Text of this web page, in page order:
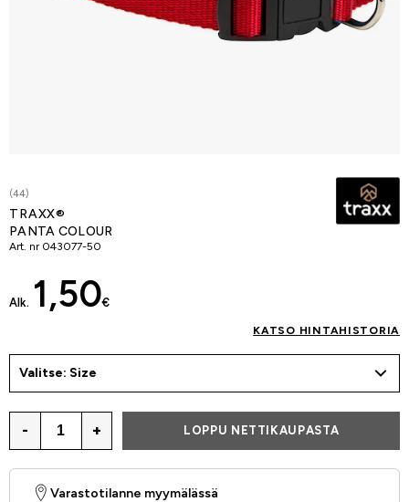
(44)
TRAXX®
PANTA COLOUR
Art. nr 043077-50
Alk. 1,50€
KATSO HINTAHISTORIA
Valitse: Size
- + LOPPU NETTIKAUPASTA
Varastotilanne myymälässä